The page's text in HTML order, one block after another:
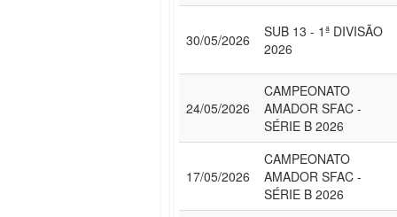
30/05/2026
SUB 13 - 1ª DIVISÃO
2026
24/05/2026
CAMPEONATO
AMADOR SFAC -
SÉRIE B 2026
17/05/2026
CAMPEONATO
AMADOR SFAC -
SÉRIE B 2026